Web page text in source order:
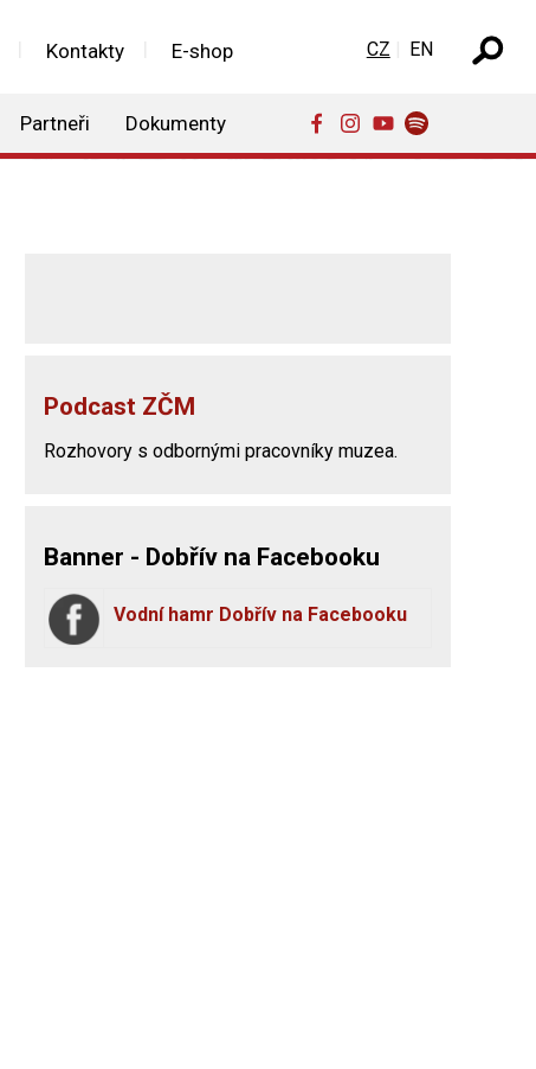
Kontakty E-shop
Partneři Dokumenty
Zvolte jazyk
CZ EN
Podcast ZČM
Rozhovory s odbornými pracovníky muzea.
Banner - Dobřív na Facebooku
Vodní hamr Dobřív na Facebooku